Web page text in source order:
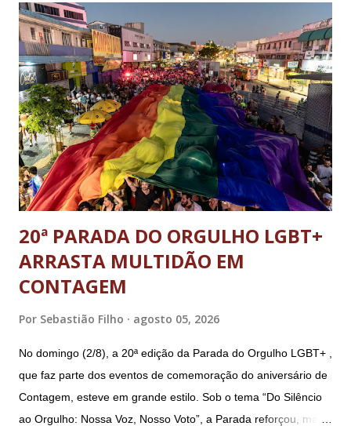
Segurança Institucional (GSI); o tenente-coronel Mauro Cid,
ex-ajudante de ordens de Bolsonaro (réu-colaborador); o ex-
presidente da República Jair Bolsonaro; o general Paulo
Sérgio Nogueira, ex-ministro da Defesa; e o general da
reserva Walter Braga Netto, ex-ministro da Casa Civil e da
Defesa. A acusação envolveu os crimes de tentativa de
abolição violenta do Estado Democrático de Direito, golpe de
E...
20ª PARADA DO ORGULHO LGBT+
ARRASTA MULTIDÃO EM
CONTAGEM
Por Sebastião Filho agosto 05, 2026
No domingo (2/8), a 20ª edição da Parada do Orgulho LGBT+ ,
que faz parte dos eventos de comemoração do aniversário de
Contagem, esteve em grande estilo. Sob o tema “Do Silêncio
ao Orgulho: Nossa Voz, Nosso Voto”, a Parada reforçou, mais